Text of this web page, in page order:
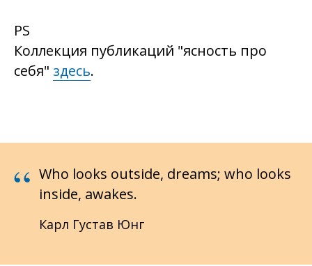
PS
Коллекция публикаций "ясность про
себя" здесь.
“ Who looks outside, dreams; who looks
inside, awakes.
Карл Густав Юнг